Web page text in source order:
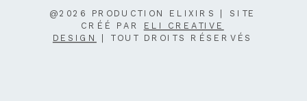
@2026 PRODUCTION ELIXIRS | SITE
CRÉÉ PAR ELI CREATIVE
DESIGN
| TOUT DROITS RÉSERVÉS